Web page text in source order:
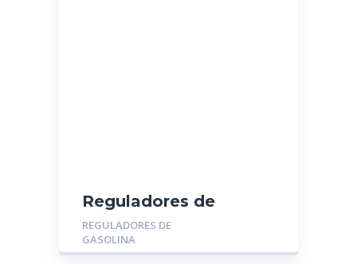
Reguladores de
Gasolina MGR-014013:
CHEVROLET CORSA
1.4 – 1.6
REGULADORES DE
GASOLINA